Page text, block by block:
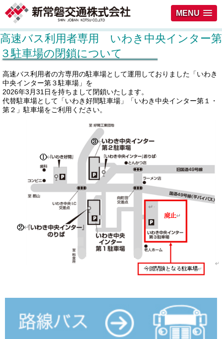
MENU
高速バス利用者専用 いわき中央インター第
３駐車場の閉鎖について
高速バス利用者の方専用の駐車場として運用しておりました「いわき
中央インター第３駐車場」を
2026年3月31日を持ちまして閉鎖いたします。
代替駐車場として「いわき好間駐車場」「いわき中央インター第１・
第２」駐車場をご利用ください。